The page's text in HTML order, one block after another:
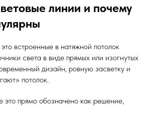
линии и почему
встроенные в натяжной потолок
света в виде прямых или изогнутых
дизайн, ровную засветку и
потолок.
это прямо обозначено как решение,